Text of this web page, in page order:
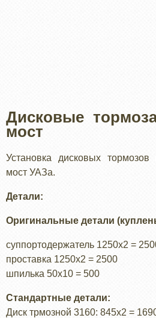
Дисковые
мост
Установка дисковых
мост УАЗа.
Детали:
Оригинальные детали
суппортодержатель 1250х2 =
проставка 1250х2 = 2500
шпилька 50х10 = 500
Стандартные детали:
Диск трмозной 3160: 845х2 =